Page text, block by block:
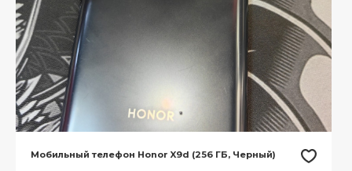
Мобильный телефон Honor X9d (256 ГБ, Черный)